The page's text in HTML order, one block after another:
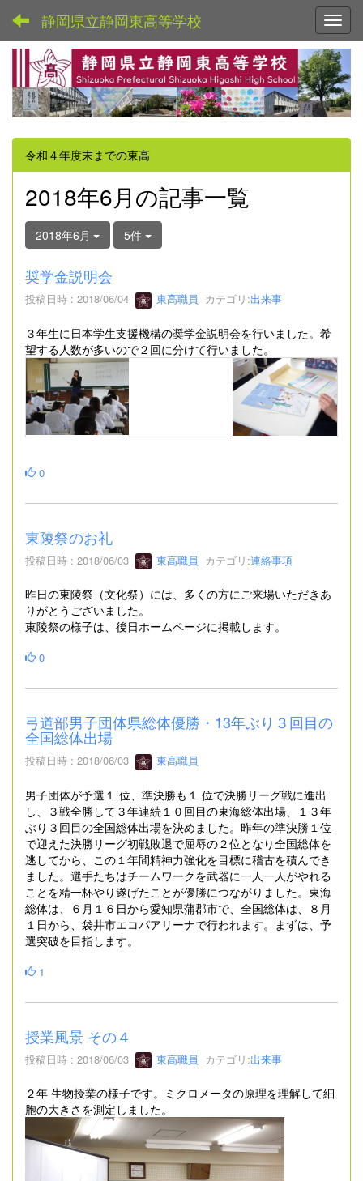
静岡県立静岡東高等学校
令和４年度末までの東高
2018年6月の記事一覧
2018年6月 5件
奨学金説明会
投稿日時 : 2018/06/04 東高職員 カテゴリ:出来事
３年生に日本学生支援機構の奨学金説明会を行いました。希
望する人数が多いので２回に分けて行いました。
0
東陵祭のお礼
投稿日時 : 2018/06/03 東高職員 カテゴリ:連絡事項
昨日の東陵祭（文化祭）には、多くの方にご来場いただきあ
りがとうございました。
東陵祭の様子は、後日ホームページに掲載します。
0
弓道部男子団体県総体優勝・13年ぶり３回目の
全国総体出場
投稿日時 : 2018/06/03 東高職員
男子団体が予選１ 位、準決勝も１ 位で決勝リーグ戦に進出
し、３戦全勝して３年連続１０回目の東海総体出場、１３年
ぶり３回目の全国総体出場を決めました。昨年の準決勝１位
で迎えた決勝リーグ初戦敗退で屈辱の２位となり全国総体を
逃してから、この１年間精神力強化を目標に稽古を積んでき
ました。選手たちはチームワークを武器に一人一人がやれる
ことを精一杯やり遂げたことが優勝につながりました。東海
総体は、６月１６日から愛知県蒲郡市で、全国総体は、８月
１日から、袋井市エコパアリーナで行われます。まずは、予
選突破を目指します。
1
授業風景 その４
投稿日時 : 2018/06/03 東高職員 カテゴリ:出来事
２年 生物授業の様子です。ミクロメータの原理を理解して細
胞の大きさを測定しました。